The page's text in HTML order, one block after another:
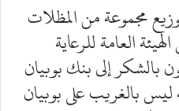
مجموعة من المظلات
العامة للرعاية
بالشكر إلى بنك بوبيان
ليس بالغريب على بوبيان